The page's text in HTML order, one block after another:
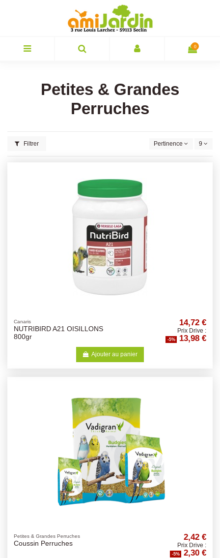
0
Petites & Grandes
Perruches
Filtrer Pertinence 9
Canaris
NUTRIBIRD A21 OISILLONS
800gr
14,72 €
Prix Drive :
-5% 13,98 €
Ajouter au panier
Petites & Grandes Perruches
Coussin Perruches
2,42 €
Prix Drive :
-5% 2,30 €